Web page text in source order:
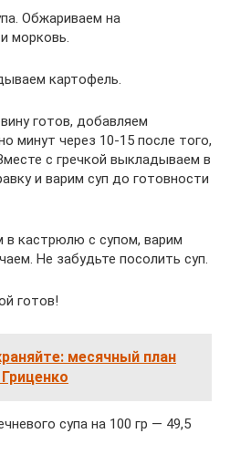
Обжариваем на
морковь.
картофель.
готов, добавляем
минут через 10-15 после того,
с гречкой выкладываем в
и варим суп до готовности
в кастрюлю с супом, варим
Не забудьте посолить суп.
готов!
месячный план
супа на 100 гр — 49,5